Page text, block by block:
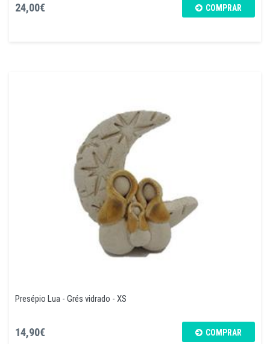
24,00€ COMPRAR
Presépio Lua - Grés vidrado - XS
14,90€ COMPRAR